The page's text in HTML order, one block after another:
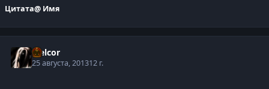
Цитата@ Имя
Melcor
25 августа, 201312 г.